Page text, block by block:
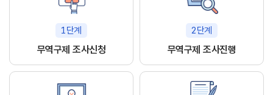
1단계
무역구제 조사신청
2단계
무역구제 조사진행